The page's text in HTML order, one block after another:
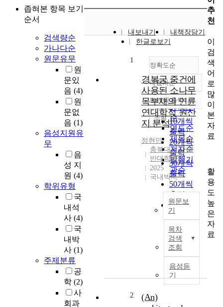
좁혀본 항목 보기
순서
검색량순
가나다순
원문유무
원
문있
음 (4)
원
문없
음 (1)
음성지원유
무
음
성 지
원 (4)
학위유형
국
내석
사 (4)
국
내박
사 (1)
주제분류
공
학 (2)
사
회과
내보내기
내책장담기
한글로보기
정확도순
정확도
순
인기도
순
연도순
제목순
저자순
발행기
관순
내림차순
내림차순
10개씩 출력
10개씩
출력
20개씩
출력
30개씩
출력
50개씩
출력
100개씩
출력
조회
1
경복궁 중건에
사용된 소나무
목부재의 연륜
연대학적 원산
지 분석
정현민
충북대학교 일
반대학원
2025
국내박사
원문보
기
목차
검색
조회
음성듣
기
2
(An)
추
천
이
검
색
어
로
많
이
본
자
료
활
용
도
높
은
자
료